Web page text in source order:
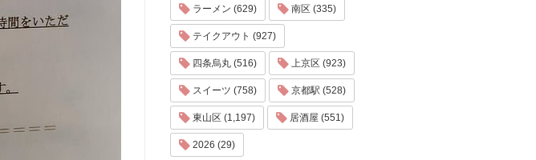
ラーメン (629) 南区 (335)
テイクアウト (927)
四条烏丸 (516) 上京区 (923)
スイーツ (758) 京都駅 (528)
東山区 (1,197) 居酒屋 (551)
2026 (29)